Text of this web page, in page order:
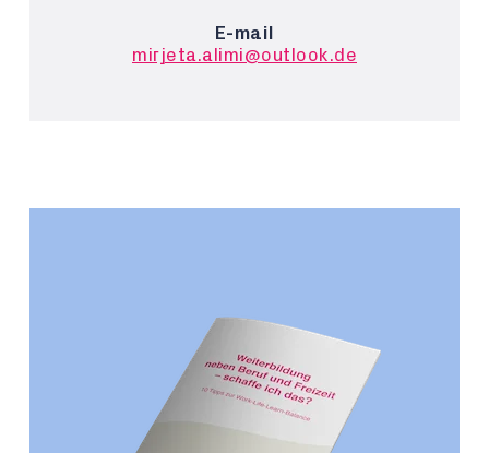
E-mail
mirjeta.alimi@outlook.de